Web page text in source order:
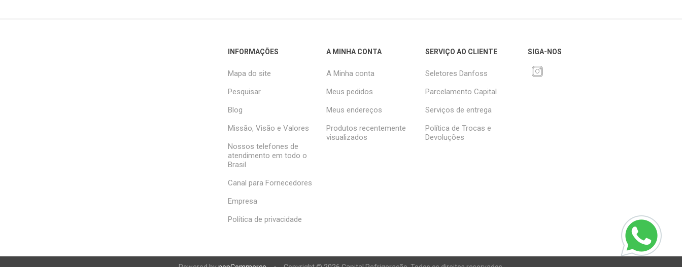
INFORMAÇÕES
Mapa do site
Pesquisar
Blog
Missão, Visão e Valores
Nossos telefones de
atendimento em todo o
Brasil
Canal para Fornecedores
Empresa
Política de privacidade
A MINHA CONTA
A Minha conta
Meus pedidos
Meus endereços
Produtos recentemente
visualizados
SERVIÇO AO CLIENTE
Seletores Danfoss
Parcelamento Capital
Serviços de entrega
Política de Trocas e
Devoluções
SIGA-NOS